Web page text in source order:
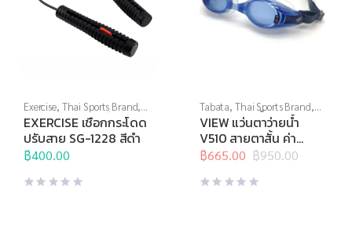
Exercise, Thai Sports Brand,
อุปกรณ์บริหารกาย,เชือก
กระโดด
EXERCISE เชือกกระโดด
ปรับสาย SG-1228 สีดำ
฿400.00
Tabata, Thai Sports Brand,
View,กีฬาทางน้ำ,แว่นตาว่าย
น้ำ,แว่นตาว่ายน้ำสายตา
VIEW แว่นตาว่ายน้ำ
V510 สายตาสั้น ค่า
สายตา -2.0 ถึง -10.0
฿950.00
Original
price
was:
฿665.00
Current
price
is: